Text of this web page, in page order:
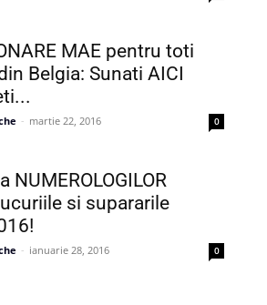
MAE pentru toti
Belgia: Sunati AICI
- martie 22, 2016 0
NUMEROLOGILOR
si supararile
- ianuarie 28, 2016 0